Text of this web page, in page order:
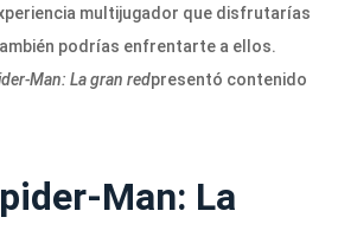
multijugador que disfrutarías
podrías enfrentarte a ellos.
Man: La gran redpresentó contenido
Man: La